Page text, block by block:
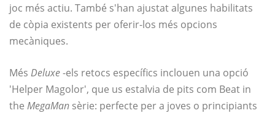
joc més actiu. També s'han ajustat algunes habilitats
de còpia existents per oferir-los més opcions
mecàniques.
Més Deluxe-els retocs específics inclouen una opció
'Helper Magolor', que us estalvia de pits com Beat in
the MegaMan sèrie: perfecte per a joves o principiants